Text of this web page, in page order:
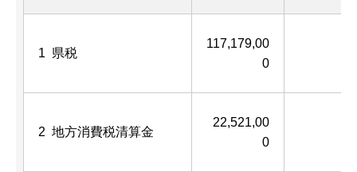
1 県税
117,179,00
0
2 地方消費税清算金
22,521,00
0